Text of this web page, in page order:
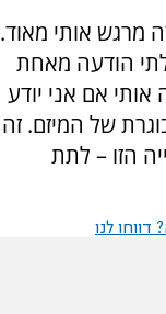
מרגש אותי מאוד.
הודעה מאחת
אם אני יודע
של המיזם. זה
הזו – לתת
לנו